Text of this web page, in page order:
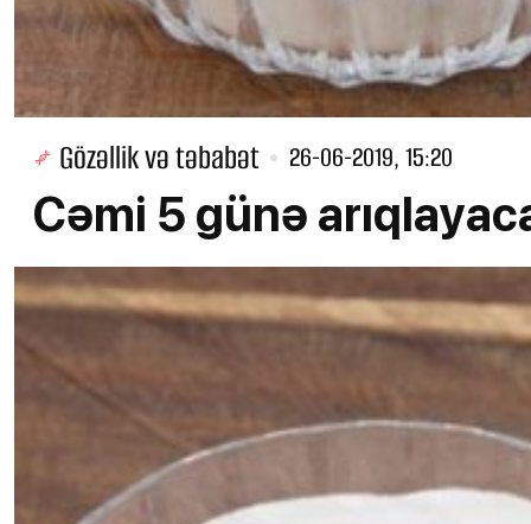
Gözəllik və təbabət 26-06-2019, 15:20
Cəmi 5 günə